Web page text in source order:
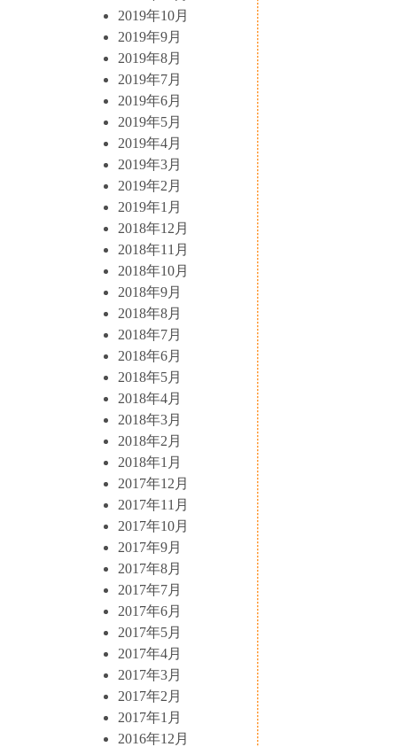
2019年10月
2019年9月
2019年8月
2019年7月
2019年6月
2019年5月
2019年4月
2019年3月
2019年2月
2019年1月
2018年12月
2018年11月
2018年10月
2018年9月
2018年8月
2018年7月
2018年6月
2018年5月
2018年4月
2018年3月
2018年2月
2018年1月
2017年12月
2017年11月
2017年10月
2017年9月
2017年8月
2017年7月
2017年6月
2017年5月
2017年4月
2017年3月
2017年2月
2017年1月
2016年12月